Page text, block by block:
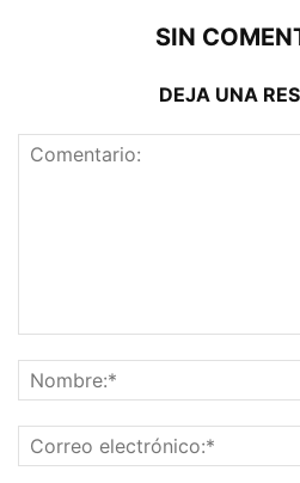
SIN
DEJA UNA